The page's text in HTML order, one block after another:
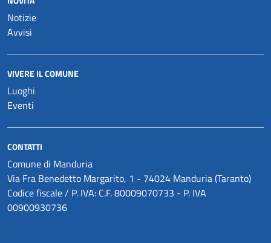
Notizie
Avvisi
VIVERE IL COMUNE
Luoghi
Eventi
CONTATTI
Comune di Manduria
Via Fra Benedetto Margarito, 1 - 74024 Manduria (Taranto)
Codice fiscale / P. IVA: C.F. 80009070733 - P. IVA
00900930736